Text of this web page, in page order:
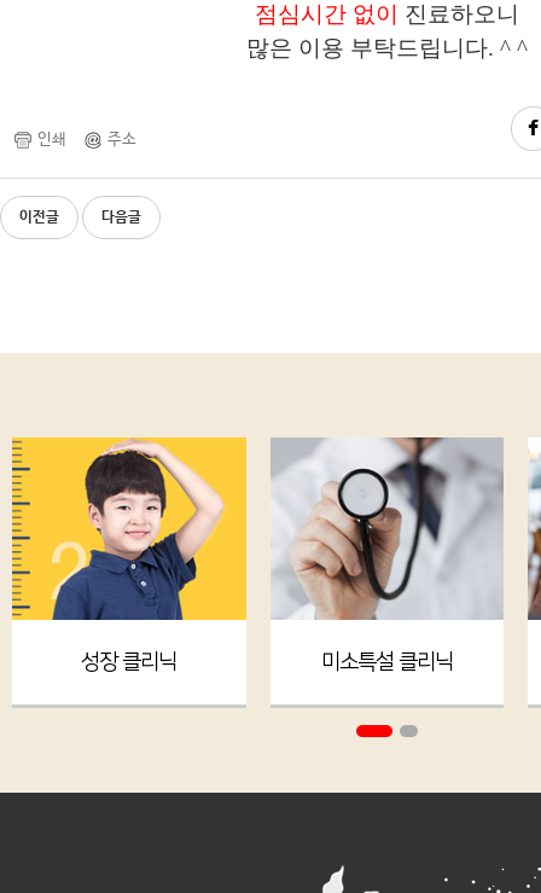
점심시간 없이
진료하오 니
많은 이용 부탁드립니다. ^ ^
인쇄 주소
이전글 다음글
성장 클리닉 미소특설 클리닉